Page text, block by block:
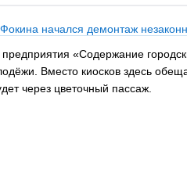
начался демонтаж
предприятия «Содержание
Вместо киосков здесь
через цветочный пассаж.